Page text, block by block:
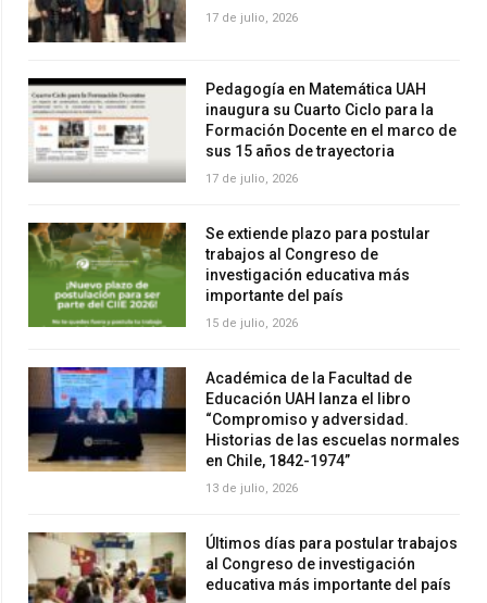
17 de julio, 2026
Pedagogía en Matemática UAH
inaugura su Cuarto Ciclo para la
Formación Docente en el marco de
sus 15 años de trayectoria
17 de julio, 2026
Se extiende plazo para postular
trabajos al Congreso de
investigación educativa más
importante del país
15 de julio, 2026
Académica de la Facultad de
Educación UAH lanza el libro
“Compromiso y adversidad.
Historias de las escuelas normales
en Chile, 1842-1974”
13 de julio, 2026
Últimos días para postular trabajos
al Congreso de investigación
educativa más importante del país